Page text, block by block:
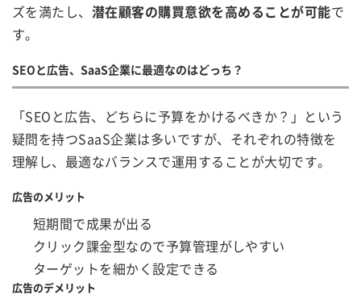
ズを満たし、 潜在顧客の購買意欲を高めることが可能で
す。
SEOと広告、SaaS企業に最適なのはどっち？
「SEOと広告、どちらに予算をかけるべきか？」という
疑問を持つSaaS企業は多いですが、それぞれの特徴を
理解し、最適なバランスで運用することが大切です。
広告のメリット
短期間で成果が出る
クリック課金型なので予算管理がしやすい
ターゲットを細かく設定できる
広告のデメリット